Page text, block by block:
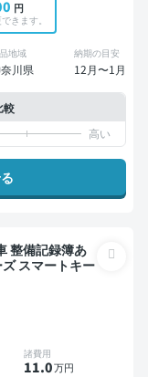
円
きます。
地域
川県
納期の目安
12月〜1月
較
スマートキー
諸費用
11.0万円